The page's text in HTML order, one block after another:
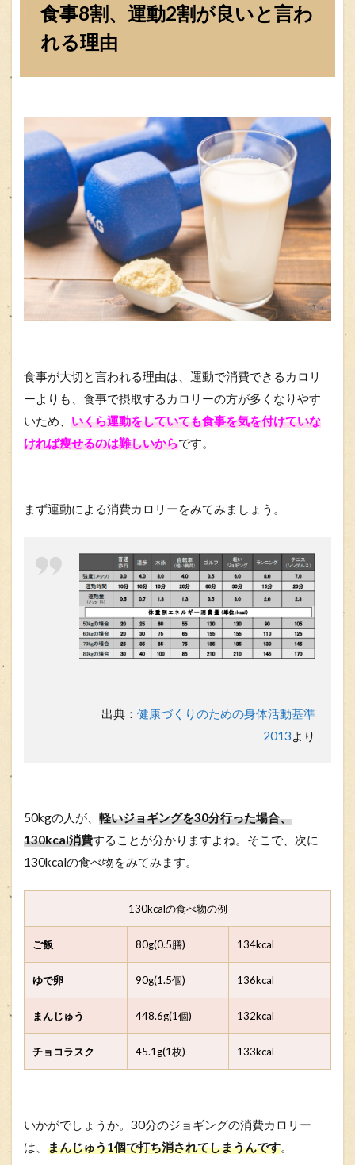
食事8割、運動2割が良いと言わ
れる理由
食事が大切と言われる理由は、運動で消費できるカロリ
ーよりも、食事で摂取するカロリーの方が多くなりやす
いため、 いくら運動をしていても食事を気を付けていな
ければ痩せるのは難しいからです。
まず運動による消費カロリーをみてみましょう。
出典： 健康づくりのための身体活動基準
2013 より
50kgの人が、 軽いジョギングを30分行った場合、
130kcal消費することが分かりますよね。そこで、次に
130kcalの食べ物をみてみます。
130kcalの食べ物の例
ご飯 80g(0.5膳) 134kcal
ゆで卵 90g(1.5個) 136kcal
まんじゅう 448.6g(1個) 132kcal
チョコラスク 45.1g(1枚) 133kcal
いかがでしょうか。30分のジョギングの消費カロリー
は、 まんじゅう1個で打ち消されてしまうんです